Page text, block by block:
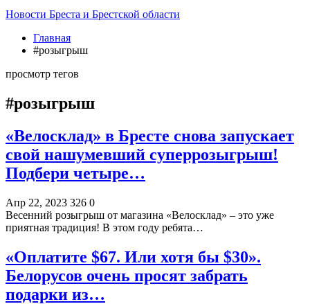
Новости Бреста и Брестской области
Главная
#розыгрыш
просмотр тегов
#розыгрыш
«Велосклад» в Бресте снова запускает
свой нашумевший суперрозыгрыш!
Подбери четыре…
Апр 22, 2023 326 0
Весенний розыгрыш от магазина «Велосклад» – это уже
приятная традиция! В этом году ребята…
«Оплатите $67. Или хотя бы $30».
Белорусов очень просят забрать
подарки из…